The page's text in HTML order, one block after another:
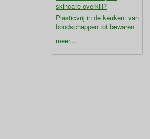
skincare-overkill?
Plasticvrij in de keuken: van
boodschappen tot bewaren
meer...